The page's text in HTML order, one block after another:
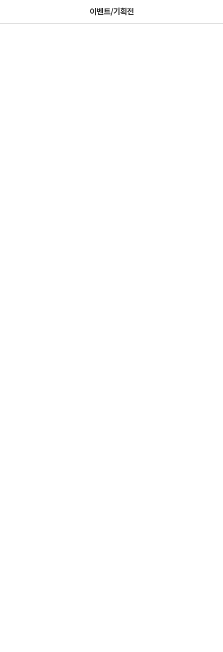
이벤트/기획전